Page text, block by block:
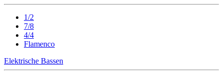
1/2
7/8
4/4
Flamenco
Elektrische Bassen